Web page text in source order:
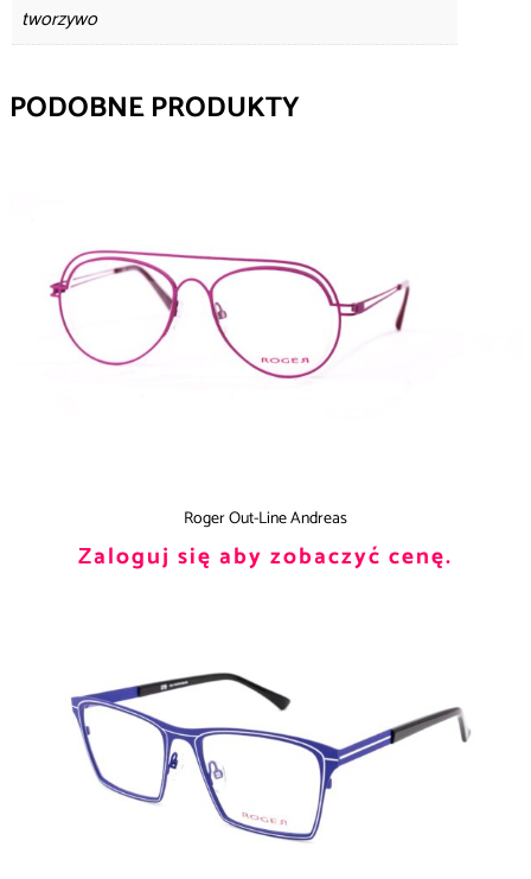
tworzywo
PODOBNE PRODUKTY
Roger Out-Line Andreas
Zaloguj się aby zobaczyć cenę.